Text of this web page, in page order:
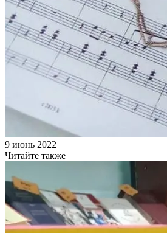
9 июнь 2022
Читайте также